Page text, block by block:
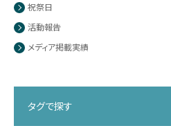
祝祭日
活動報告
メディア掲載実績
タグで探す